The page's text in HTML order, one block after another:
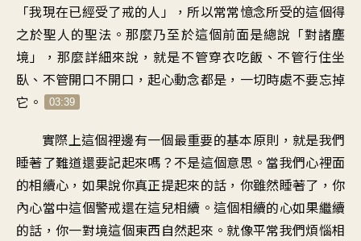
「我現在已經受了戒的人」，所以常常憶念所受的這個得
之於聖人的聖法。那麼乃至於這個前面是總說「對諸塵
境」，那麼詳細來說，就是不管穿衣吃飯、不管行住坐
臥、不管開口不開口，起心動念都是，一切時處不要忘掉
它。
03:39
實際上這個裡邊有一個最重要的基本原則，就是我們
睡著了難道還要記起來嗎？不是這個意思。當我們心裡面
的相續心，如果說你真正提起來的話，你雖然睡著了，你
內心當中這個警戒還在這兒相續。這個相續的心如果繼續
的話，你一對境這個東西自然起來。就像平常我們煩惱相